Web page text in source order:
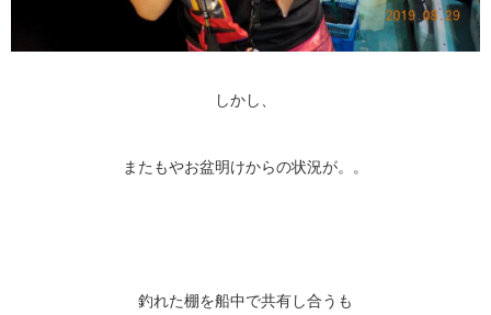
しかし、
またもやお盆明けからの状況が。。
釣れた棚を船中で共有し合うも